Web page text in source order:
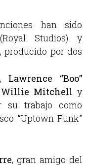
han sido
Studios) y
producido por dos
Lawrence “Boo”
Willie Mitchell y
su trabajo como
“Uptown Funk”
, gran amigo del